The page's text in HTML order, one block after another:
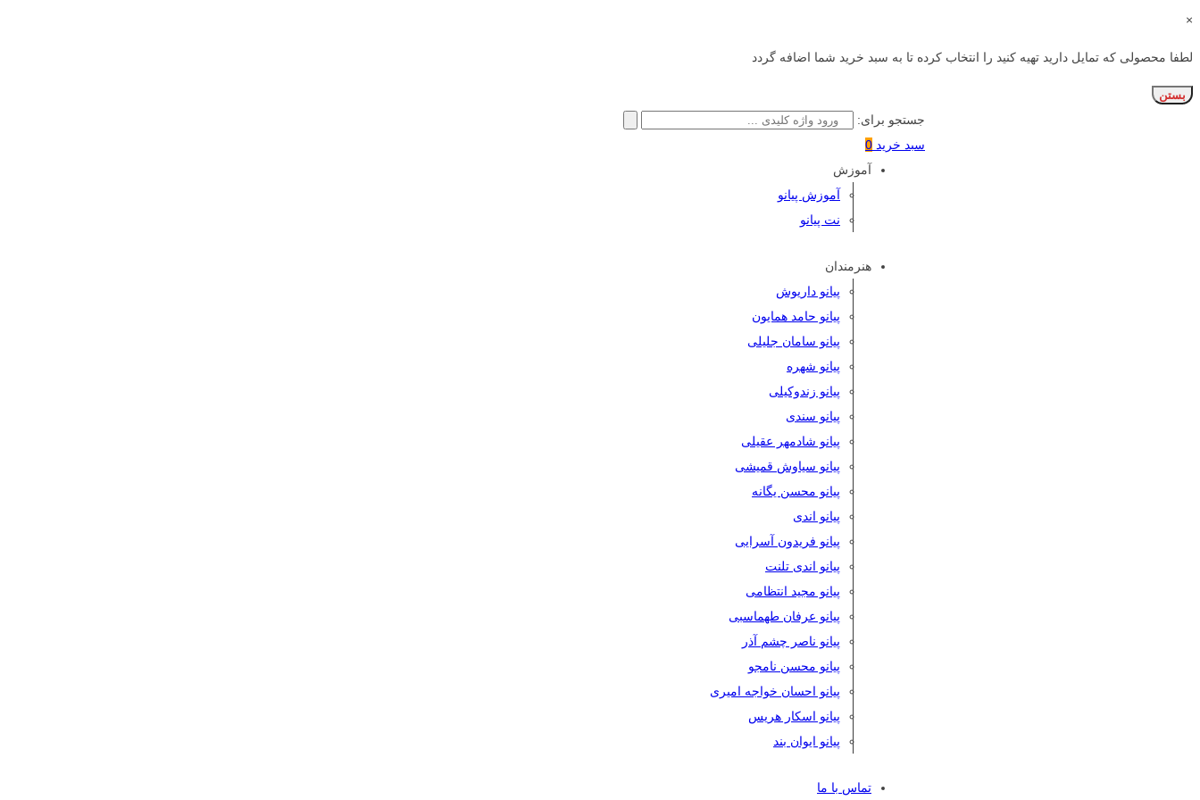
×
لطفا محصولی که تمایل دارید تهیه کنید را انتخاب کرده تا به سبد خرید شما اضافه گردد
بستن
جستجو برای:
سبد خرید 0
آموزش
آموزش پیانو
نت پیانو
هنرمندان
پیانو داریوش
پیانو حامد همایون
پیانو سامان جلیلی
پیانو شهره
پیانو زندوکیلی
پیانو سندی
پیانو شادمهر عقیلی
پیانو سیاوش قمیشی
پیانو محسن یگانه
پیانو اندی
پیانو فریدون آسرایی
پیانو اندی تلنت
پیانو مجید انتظامی
پیانو عرفان طهماسبی
پیانو ناصر چشم آذر
پیانو محسن نامجو
پیانو احسان خواجه امیری
پیانو اسکار هریس
پیانو ایوان بند
تماس با ما